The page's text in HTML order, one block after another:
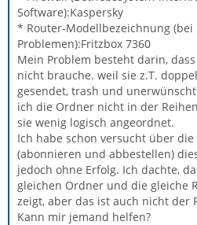
Software):Kaspersky
* Router-Modellbezeichnung (bei
Problemen):Fritzbox 7360
Mein Problem besteht darin,
nicht brauche. weil sie z.T.
gesendet, trash und
ich die Ordner nicht in der
sie wenig logisch angeordnet.
Ich habe schon versucht über
(abonnieren und abbestellen)
jedoch ohne Erfolg. Ich dachte,
gleichen Ordner und die gleiche
zeigt, aber das ist auch nicht der
Kann mir jemand helfen?